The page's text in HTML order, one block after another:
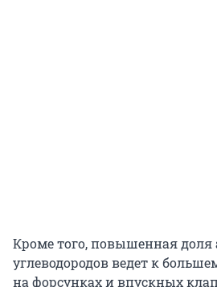
Кроме того, повышенная доля
углеводородов ведет к
на форсунках и впускных